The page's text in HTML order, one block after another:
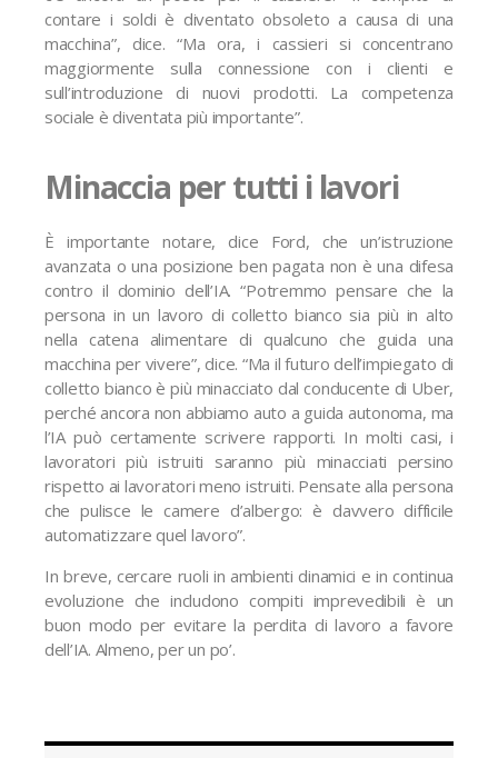
contare i soldi è diventato obsoleto a causa di una
macchina”, dice. “Ma ora, i cassieri si concentrano
maggiormente sulla connessione con i clienti e
sull’introduzione di nuovi prodotti. La competenza
sociale è diventata più importante”.
Minaccia per tutti i lavori
È importante notare, dice Ford, che un’istruzione
avanzata o una posizione ben pagata non è una difesa
contro il dominio dell’IA. “Potremmo pensare che la
persona in un lavoro di colletto bianco sia più in alto
nella catena alimentare di qualcuno che guida una
macchina per vivere”, dice. “Ma il futuro dell’impiegato di
colletto bianco è più minacciato dal conducente di Uber,
perché ancora non abbiamo auto a guida autonoma, ma
l’IA può certamente scrivere rapporti. In molti casi, i
lavoratori più istruiti saranno più minacciati persino
rispetto ai lavoratori meno istruiti. Pensate alla persona
che pulisce le camere d’albergo: è davvero difficile
automatizzare quel lavoro”.
In breve, cercare ruoli in ambienti dinamici e in continua
evoluzione che includono compiti imprevedibili è un
buon modo per evitare la perdita di lavoro a favore
dell’IA. Almeno, per un po’.